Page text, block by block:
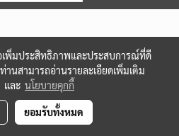
เพิ่มประสิทธิภาพและประสบการณ์ที่ดี
านสามารถอ่านรายละเอียดเพิ่มเติม
และ นโยบายคุกกี้
ยอมรับทั้งหมด